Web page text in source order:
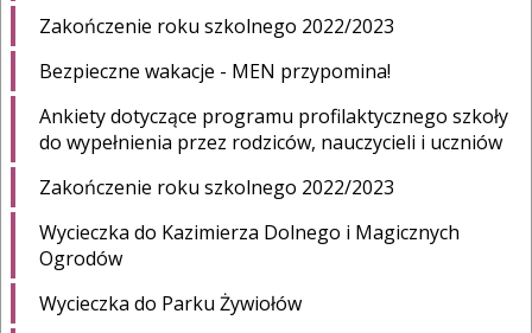
Zakończenie roku szkolnego 2022/2023
Bezpieczne wakacje - MEN przypomina!
Ankiety dotyczące programu profilaktycznego szkoły
do wypełnienia przez rodziców, nauczycieli i uczniów
Zakończenie roku szkolnego 2022/2023
Wycieczka do Kazimierza Dolnego i Magicznych
Ogrodów
Wycieczka do Parku Żywiołów